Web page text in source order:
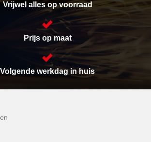
Vrijwel alles op voorraad
Prijs op maat
Volgende werkdag in huis